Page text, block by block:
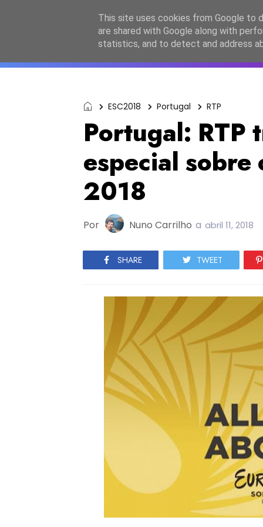
ESC2027 JESC2026
ESC2018 Portugal RTP
Portugal: RTP
especial sobre
2018
Por Nuno Carrilho a abril 11, 2018
SHARE TWEET
This site uses cookies from Google to
are shared with Google along with
statistics, and to detect and address